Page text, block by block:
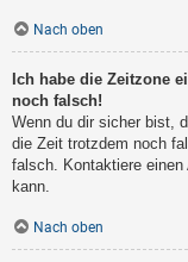
Nach oben
Ich habe die Zeitzone
noch falsch!
Wenn du dir sicher bist,
die Zeit trotzdem noch
falsch. Kontaktiere
kann.
Nach oben